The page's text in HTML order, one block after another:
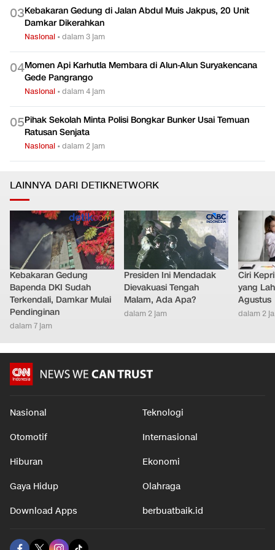
03Kebakaran Gedung di Jalan Abdul Muis Jakpus, 20 Unit
Damkar Dikerahkan
Nasional •dalam 3 jam
04Momen Api Karhutla Membara di Alun-Alun Suryakencana
Gede Pangrango
Nasional •dalam 4 jam
05Pihak Sekolah Minta Polisi Bongkar Bunker Usai Temuan
Ratusan Senjata
Nasional •dalam 2 jam
LAINNYA DARI DETIKNETWORK
Kebakaran Gedung
Bapenda DKI Sudah
Terkendali, Damkar Mulai
Pendinginan
dalam 7 jam
Presiden Ini Mendadak
Dievakuasi Tengah
Malam, Ada Apa?
dalam 2 jam
Ciri
yang
Agustus
dalam 2
Nasional Teknologi
Otomotif Internasional
Hiburan Ekonomi
Gaya Hidup Olahraga
Download Apps berbuatbaik.id